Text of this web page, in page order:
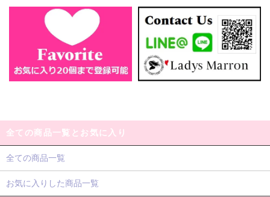
全ての商品一覧とお気に入り
全ての商品一覧
お気に入りした商品一覧